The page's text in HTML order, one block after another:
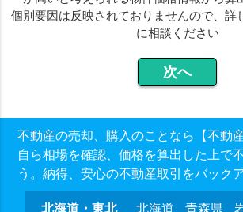
個別要因は反映されておりませんので、詳
に相談ください
不動産の売却、購入のことなら【不動
自ら相場を確認、価格を算出した上で
う。納得、安心の不動産取引をバック
北海道・東北 北海道 青森県